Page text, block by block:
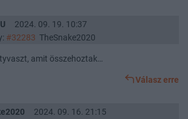
2024. 09. 19. 10:37
#32283 TheSnake2020
amit összehoztak…
Válasz erre
2024. 09. 16. 21:15